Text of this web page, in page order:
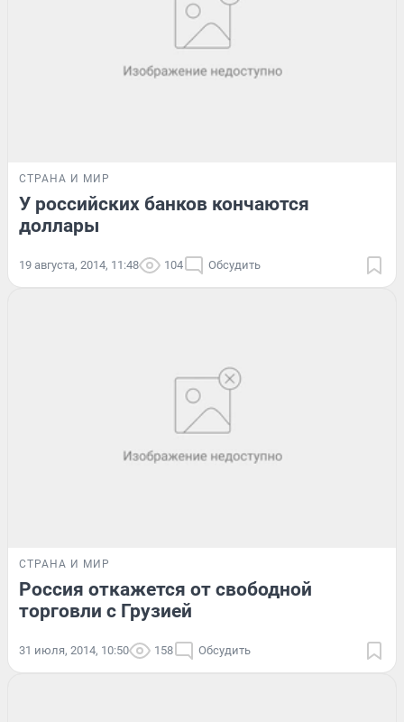
СТРАНА И МИР
У российских банков кончаются
доллары
19 августа, 2014, 11:48 104 Обсудить
СТРАНА И МИР
Россия откажется от свободной
торговли с Грузией
31 июля, 2014, 10:50 158 Обсудить